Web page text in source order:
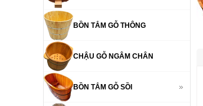
BỒN TẮM GỖ THÔNG
CHẬU GỖ NGÂM CHÂN
BỒN TẮM GỖ SỒI